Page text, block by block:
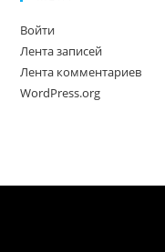
Войти
Лента записей
Лента комментариев
WordPress.org